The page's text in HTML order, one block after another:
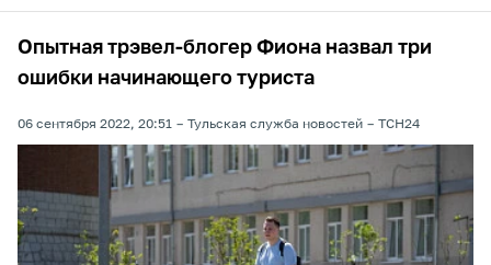
Опытная трэвел-блогер Фиона назвал три
ошибки начинающего туриста
06 сентября 2022, 20:51 Тульская служба новостей ТСН24